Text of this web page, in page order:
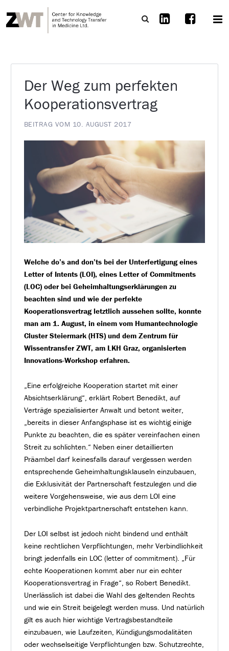
Der Weg zum perfekten
Kooperationsvertrag
BEITRAG VOM 10. AUGUST 2017
Welche do’s and don’ts bei der Unterfertigung eines
Letter of Intents (LOI), eines Letter of Commitments
(LOC) oder bei Geheimhaltungserklärungen zu
beachten sind und wie der perfekte
Kooperationsvertrag letztlich aussehen sollte, konnte
man am 1. August, in einem vom Humantechnologie
Cluster Steiermark (HTS) und dem Zentrum für
Wissentransfer ZWT, am LKH Graz, organisierten
Innovations-Workshop erfahren.
„Eine erfolgreiche Kooperation startet mit einer
Absichtserklärung“, erklärt Robert Benedikt, auf
Verträge spezialisierter Anwalt und betont weiter,
„bereits in dieser Anfangsphase ist es wichtig einige
Punkte zu beachten, die es später vereinfachen einen
Streit zu schlichten.“ Neben einer detaillierten
Präambel darf keinesfalls darauf vergessen werden
entsprechende Geheimhaltungsklauseln einzubauen,
die Exklusivität der Partnerschaft festzulegen und die
weitere Vorgehensweise, wie aus dem LOI eine
verbindliche Projektpartnerschaft entstehen kann.
Der LOI selbst ist jedoch nicht bindend und enthält
keine rechtlichen Verpflichtungen, mehr Verbindlichkeit
bringt jedenfalls ein LOC (letter of commitment). „Für
echte Kooperationen kommt aber nur ein echter
Kooperationsvertrag in Frage“, so Robert Benedikt.
Unerlässlich ist dabei die Wahl des geltenden Rechts
und wie ein Streit beigelegt werden muss. Und natürlich
gilt es auch hier wichtige Vertragsbestandteile
einzubauen, wie Laufzeiten, Kündigungsmodalitäten
oder wechselseitige Verpflichtungen bzw. Schutzrechte,